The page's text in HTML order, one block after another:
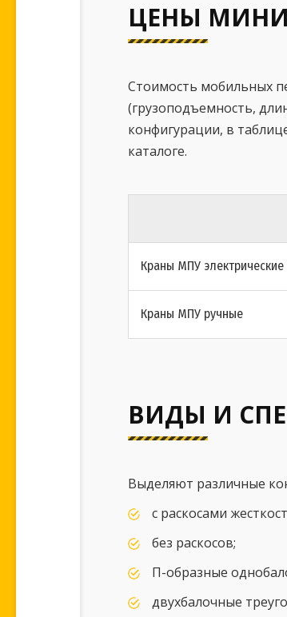
ЦЕНЫ
Стоимость мобильных
(грузоподъемность,
конфигурации, в
каталоге.
Краны МПУ электрические
Краны МПУ ручные
ВИДЫ И
Выделяют различные
с раскосами
без раскосов;
П-образные
двухбалочные